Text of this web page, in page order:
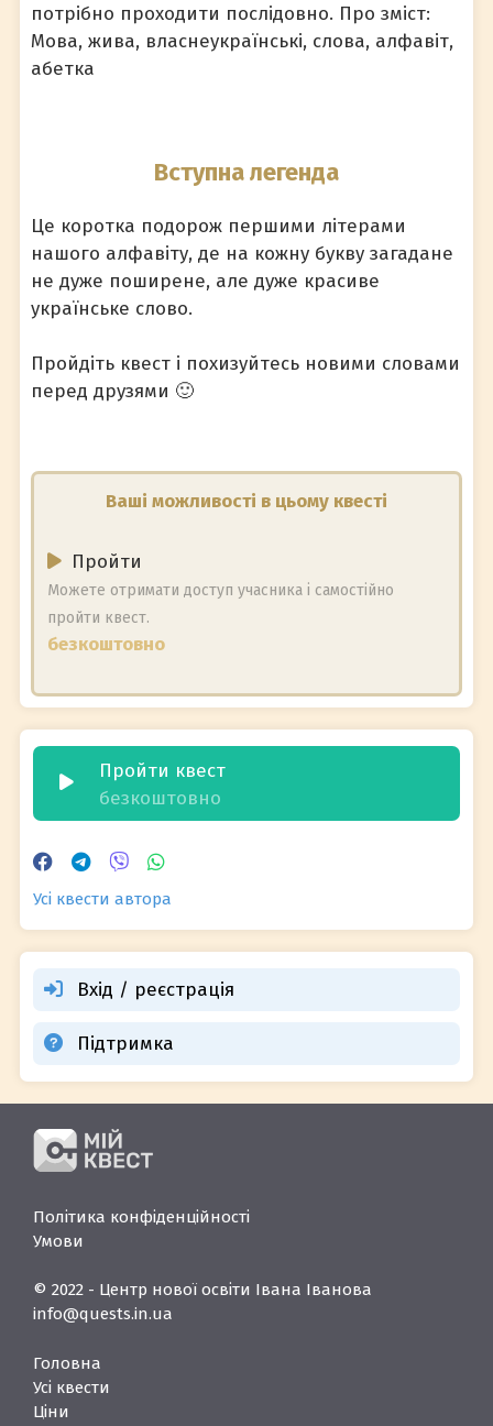
потрібно проходити послідовно. Про зміст:
Мова, жива, власнеукраїнські, слова, алфавіт,
абетка
Вступна легенда
Це коротка подорож першими літерами
нашого алфавіту, де на кожну букву загадане
не дуже поширене, але дуже красиве
українське слово.
Пройдіть квест і похизуйтесь новими словами
перед друзями 🙂
Ваші можливості в цьому квесті
Пройти
Можете отримати доступ учасника і самостійно
пройти квест.
безкоштовно
Пройти квест
безкоштовно
Усі квести автора
Вхід / реєстрація
Підтримка
Політика конфіденційності
Умови
© 2022 - Центр нової освіти Івана Іванова
info@quests.in.ua
Головна
Усі квести
Ціни